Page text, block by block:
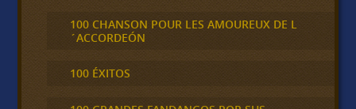
100 CHANSON POUR LES AMOUREUX DE L
´ACCORDEÓN
100 ÉXITOS